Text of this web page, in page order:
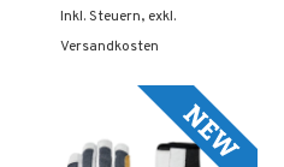
Inkl. Steuern, exkl.
Versandkosten